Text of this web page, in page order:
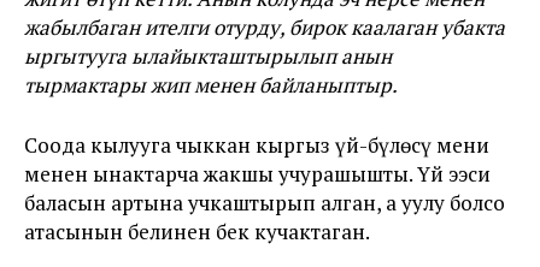
жабылбаган ителги отурду, бирок каалаган убакта
ыргытууга ылайыкташтырылып анын
тырмактары жип менен байланыптыр.
Соода кылууга чыккан кыргыз үй-бүлөсү мени
менен ынактарча жакшы учурашышты. Үй ээси
баласын артына учкаштырып алган, а уулу болсо
атасынын белинен бек кучактаган.